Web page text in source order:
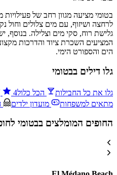
בטומי מציעה מגוון רחב של
לרחצה ושיזוף, עם מים צלולים וחול
גלישת רוח, סקי מים וצלילה. בנוסף,
המציעים השכרת ציוד והדרכות
הים והספורט הימי.
גלו דילים בבטומי
גלו את כל החבילות הכל כלול4
מתאים למשפחות
מועדון ילדים
החופים המומלצים בבטומי